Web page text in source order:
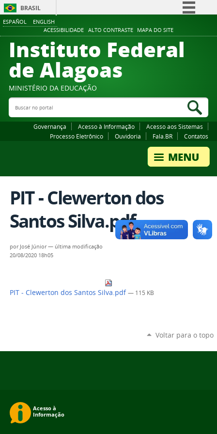
ESPAÑOL ENGLISH
ACESSIBILIDADE ALTO CONTRASTE MAPA DO SITE
BRASIL
Comunica BR
Participe
Canais
Instituto Federal
de Alagoas
MINISTÉRIO DA EDUCAÇÃO
Buscar no portal
Governança Acesso à Informação
Acesso aos Sistemas
Processo Eletrônico
Ouvidoria Fala.BR Contatos
PIT - Clewerton dos
Santos Silva.pdf
por José Júnior— última modificação
20/08/2020 18h05
PIT - Clewerton dos Santos Silva.pdf — 115 KB
Voltar para o topo